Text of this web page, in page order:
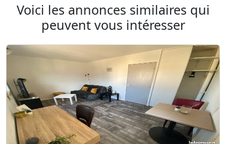
Voici les annonces similaires qui
peuvent vous intéresser